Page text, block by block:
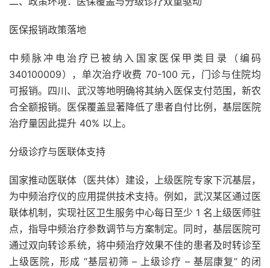
医保报销政策落地
中频脉冲电治疗已被纳入国家医保甲类目录（编码
340100009），单次治疗收费 70-100 元，门诊与住院均
可报销。四川、武汉等地明确将其纳入医保支付范围，新农
合全额报销。医保覆盖显著降低了患者自付比例，基层医院
治疗量因此提升 40% 以上。
分级诊疗与医联体支持
国家推动医联体（医共体）建设，上级医院专家下沉基层，
为中频治疗仪的应用提供技术支持。例如，武汉某区通过医
联体机制，实现社区卫生服务中心每日至少 1 名上级医师驻
点，指导中频治疗参数调节与方案制定。同时，基层医院可
通过双向转诊系统，将中频治疗效果不佳的患者及时转诊至
上级医院，形成 “基层初筛 – 上级诊疗 – 基层康复” 的闭